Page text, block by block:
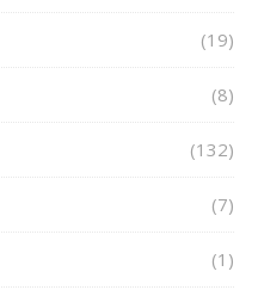
(19)
(8)
(132)
(7)
(1)